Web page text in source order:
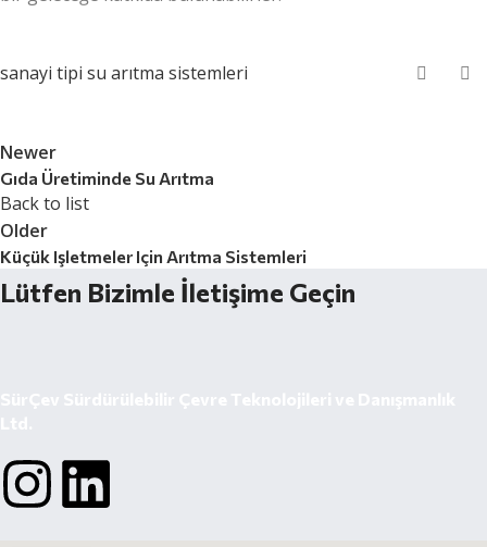
sanayi tipi su arıtma sistemleri
Newer
Gıda Üretiminde Su Arıtma
Back to list
Older
Küçük Işletmeler Için Arıtma Sistemleri
Lütfen Bizimle İletişime Geçin